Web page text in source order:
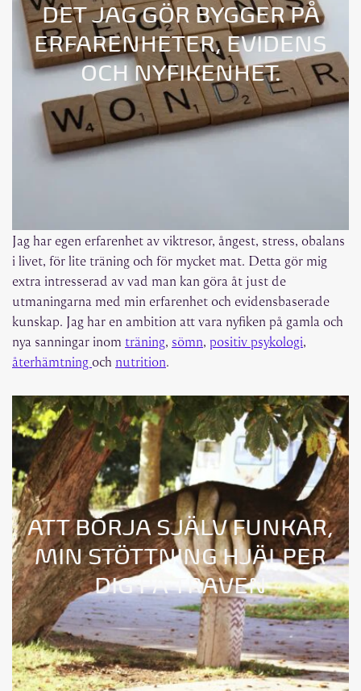
DET JAG GÖR BYGGER PÅ
ERFARENHETER, EVIDENS
OCH NYFIKENHET.
Jag har egen erfarenhet av viktresor, ångest, stress, obalans
i livet, för lite träning och för mycket mat. Detta gör mig
extra intresserad av vad man kan göra åt just de
utmaningarna med min erfarenhet och evidensbaserade
kunskap. Jag har en ambition att vara nyfiken på gamla och
nya sanningar inom träning, sömn, positiv psykologi,
återhämtning och nutrition.
ATT BÖRJA SJÄLV FUNKAR,
MIN STÖTTNING HJÄLPER
DIG PÅ TRAVEN